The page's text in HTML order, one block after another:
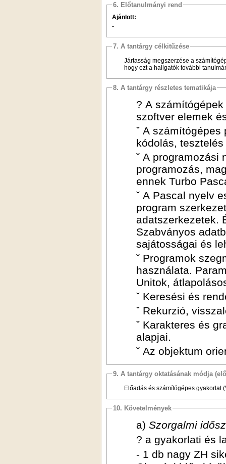
6. Előtanulmányi rend
Ajánlott:
-
7. A tantárgy célkitűzése
Jártasság megszerzése a
hogy ezt a hallgatók további
8. A tantárgy részletes tematikája
? A
szoftver elemek
ˇ A
kódolás,
ˇ A programozási
programozás,
ennek Turbo
ˇ A Pascal nyelv
program
adatszerkezetek.
Szabványos
sajátosságai és
ˇ Programok
használata.
Unitok,
ˇ Keresési és
ˇ Rekurzió,
ˇ Karakteres és
alapjai.
ˇ Az objektum
9. A tantárgy oktatásának módja
Előadás és számítógépes gyakorlat
10. Követelmények
a) Szorgalmi
? a gyakorlati és
- 1 db nagy ZH